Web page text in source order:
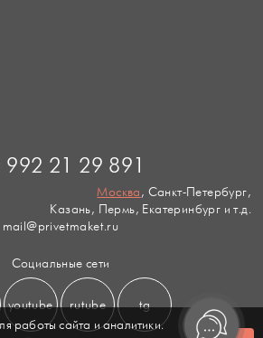
992 21 29 891
Москва, Санкт-Петербург,
Казань, Пермь, Екатеринбург и т.д.
mail@privetmaket.ru
Социальные сети
youtube rutube
tg
работы сайта и аналитики.